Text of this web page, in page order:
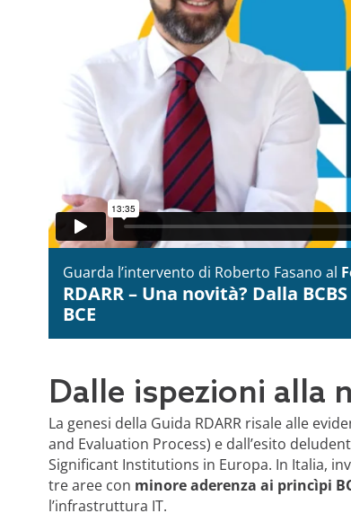
Guarda l’intervento di Roberto Fasano al
RDARR – Una novità? Dalla
BCE
Dalle ispezioni alla
La genesi della Guida RDARR risale alle
and Evaluation Process) e dall’esito
Significant Institutions in Europa. In Italia,
tre aree con minore aderenza ai princìpi
l’infrastruttura IT.